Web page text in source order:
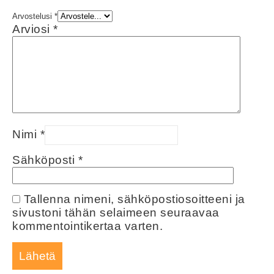
Arvostelusi *
Arviosi *
Nimi *
Sähköposti *
Tallenna nimeni, sähköpostiosoitteeni ja
sivustoni tähän selaimeen seuraavaa
kommentointikertaa varten.